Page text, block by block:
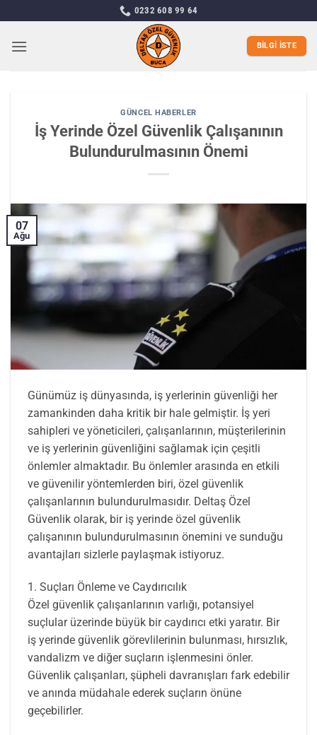
atla
0232 608 99 64
BILGI İSTE
GÜNCEL HABERLER
İş Yerinde Özel Güvenlik Çalışanının
Bulundurulmasının Önemi
07
Ağu
Günümüz iş dünyasında, iş yerlerinin güvenliği her
zamankinden daha kritik bir hale gelmiştir. İş yeri
sahipleri ve yöneticileri, çalışanlarının, müşterilerinin
ve iş yerlerinin güvenliğini sağlamak için çeşitli
önlemler almaktadır. Bu önlemler arasında en etkili
ve güvenilir yöntemlerden biri, özel güvenlik
çalışanlarının bulundurulmasıdır. Deltaş Özel
Güvenlik olarak, bir iş yerinde özel güvenlik
çalışanının bulundurulmasının önemini ve sunduğu
avantajları sizlerle paylaşmak istiyoruz.
1. Suçları Önleme ve Caydırıcılık
Özel güvenlik çalışanlarının varlığı, potansiyel
suçlular üzerinde büyük bir caydırıcı etki yaratır. Bir
iş yerinde güvenlik görevlilerinin bulunması, hırsızlık,
vandalizm ve diğer suçların işlenmesini önler.
Güvenlik çalışanları, şüpheli davranışları fark edebilir
ve anında müdahale ederek suçların önüne
geçebilirler.